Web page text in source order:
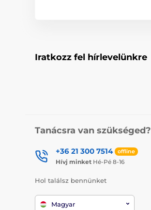
Iratkozz fel hírlevelünkre
Tanácsra van szükséged?
+36 21 300 7514 offline
Hívj minket Hé-Pé 8-16
Hol találsz bennünket
Magyar